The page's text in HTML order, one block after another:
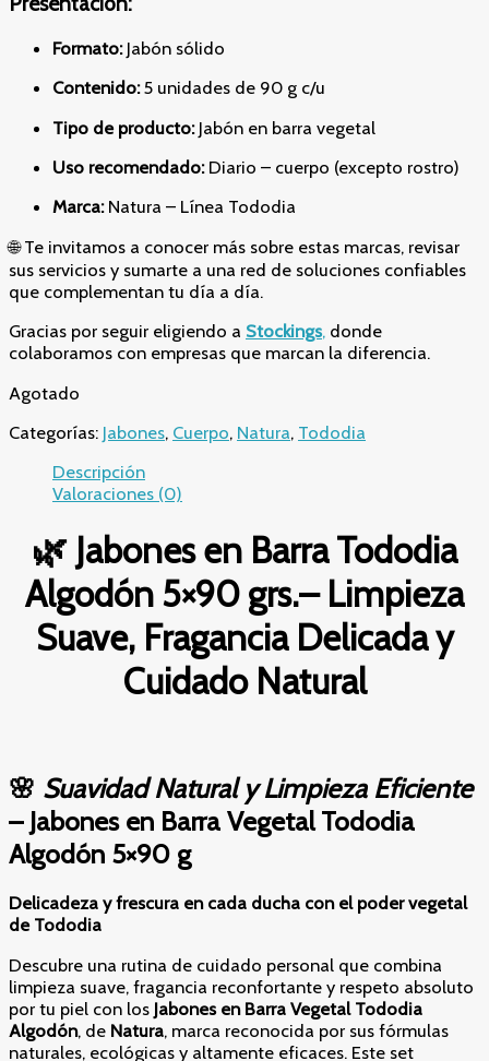
Formato:Jabón sólido
Contenido:5 unidades de 90 g c/u
Tipo de producto:Jabón en barra vegetal
Uso recomendado:Diario – cuerpo (excepto rostro)
Marca:Natura – Línea Tododia
🌐 Te invitamos a conocer más sobre estas marcas, revisar
sus servicios y sumarte a una red de soluciones confiables
que complementan tu día a día.
Gracias por seguir eligiendo a Stockings, donde
colaboramos con empresas que marcan la diferencia.
Agotado
Categorías: Jabones, Cuerpo, Natura, Tododia
Descripción
Valoraciones (0)
🌿 Jabones en Barra Tododia
Algodón 5×90 grs.– Limpieza
Suave, Fragancia Delicada y
Cuidado Natural
🌸 Suavidad Natural y Limpieza Eficiente
– Jabones en Barra Vegetal Tododia
Algodón 5×90 g
Delicadeza y frescura en cada ducha con el poder vegetal
de Tododia
Descubre una rutina de cuidado personal que combina
limpieza suave, fragancia reconfortante y respeto absoluto
por tu piel con los Jabones en Barra Vegetal Tododia
Algodón, de Natura, marca reconocida por sus fórmulas
naturales, ecológicas y altamente eficaces. Este set